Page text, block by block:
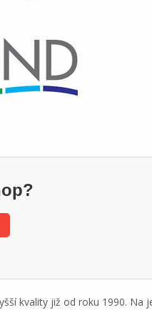
kvality již od roku 1990. Na